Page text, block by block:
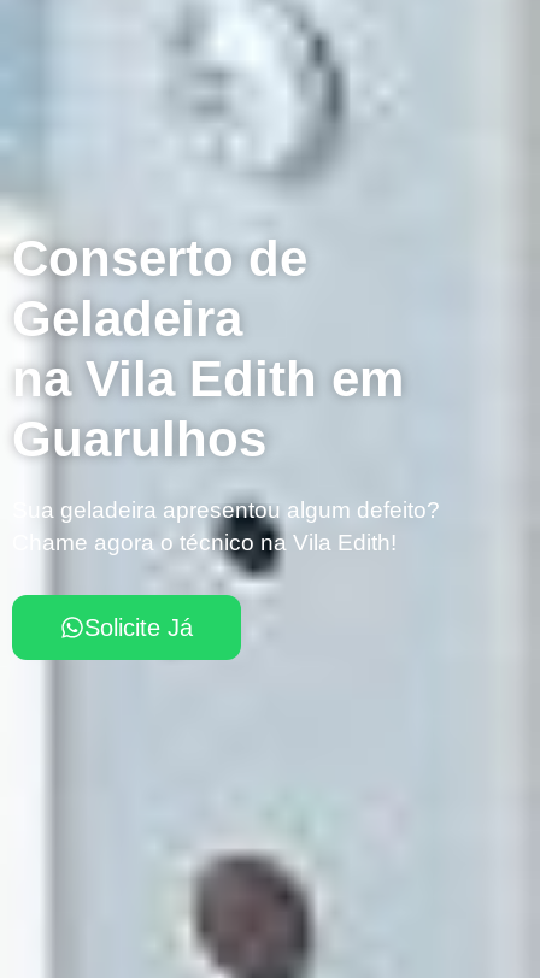
Conserto de
Geladeira
na Vila Edith em
Guarulhos
Sua geladeira apresentou algum defeito?
Chame agora o técnico na Vila Edith!
Solicite Já